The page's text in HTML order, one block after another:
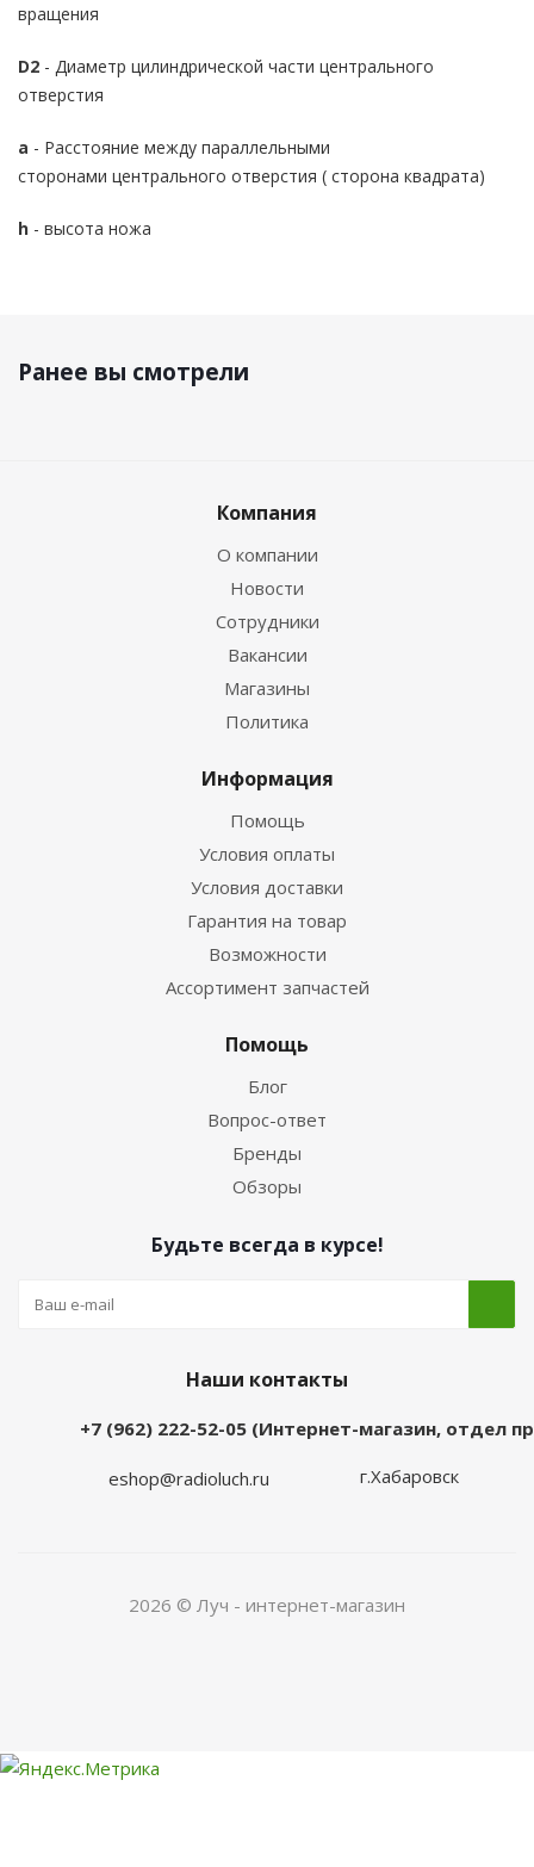
вращения
D2 - Диаметр цилиндрической части центрального
отверстия
а - Расстояние между параллельными
сторонами центрального отверстия ( сторона квадрата)
h - высота ножа
Ранее вы смотрели
Компания
О компании
Новости
Сотрудники
Вакансии
Магазины
Политика
Информация
Помощь
Условия оплаты
Условия доставки
Гарантия на товар
Возможности
Ассортимент запчастей
Помощь
Блог
Вопрос-ответ
Бренды
Обзоры
Будьте всегда в курсе!
Наши контакты
+7 (962) 222-52-05 (Интернет-магазин, отдел
eshop@radioluch.ru г.Хабаровск
2026 © Луч - интернет-магазин